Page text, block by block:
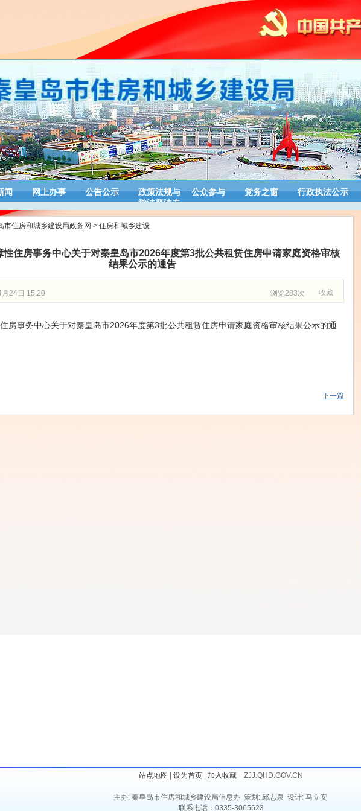
闻 网上办事 公告公示
政策法规与
学法普法专
公众参与 党务之窗 行政执法公示
市住房和城乡建设局政务网 > 住房和城乡建设
性住房事务中心关于对秦皇岛市2026年度第3批公共租赁住房申请家庭资格审核
结果公示的通告
收藏
浏览283次
24日 15:20
房事务中心关于对秦皇岛市2026年度第3批公共租赁住房申请家庭资格审核结果公示的通
下一篇
站点地图 设为首页 加入收藏 ZJJ.QHD.GOV.CN
主办: 秦皇岛市住房和城乡建设局信息办 策划: 邱志泉 设计: 马立安
联系电话：0335-3065623